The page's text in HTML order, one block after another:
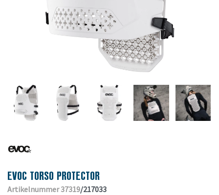
EVOC TORSO PROTECTOR
Artikelnummer 37319/217033